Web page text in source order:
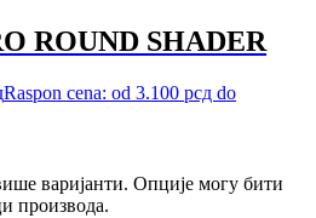
ROUND SHADER
Raspon cena: od 3.100 рсд do
варијанти. Опције могу бити
производа.